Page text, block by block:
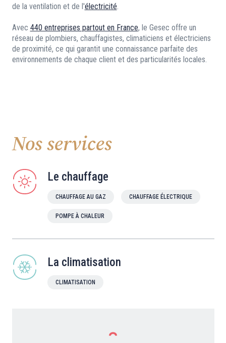
de la ventilation et de l'électricité.
Avec 440 entreprises partout en France, le Gesec offre un
réseau de plombiers, chauffagistes, climaticiens et électriciens
de proximité, ce qui garantit une connaissance parfaite des
environnements de chaque client et des particularités locales.
Nos services
Le chauffage
CHAUFFAGE AU GAZ CHAUFFAGE ÉLECTRIQUE
POMPE À CHALEUR
La climatisation
CLIMATISATION